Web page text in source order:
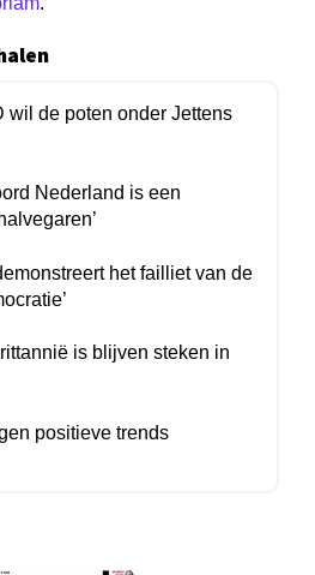
wil de poten onder Jettens
Nederland is een
het failliet van de
is blijven steken in
positieve trends